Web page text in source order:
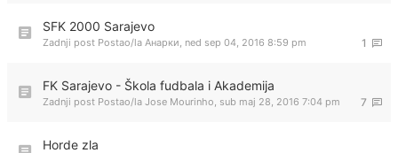
SFK 2000 Sarajevo
1
Zadnji post Postao/la Анарки, ned sep 04, 2016 8:59 pm
FK Sarajevo - Škola fudbala i Akademija
7
Zadnji post Postao/la Jose Mourinho, sub maj 28, 2016 7:04 pm
Horde zla